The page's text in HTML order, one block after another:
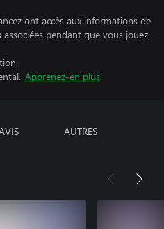
ont accès aux informations de
pendant que vous jouez.
Apprenez-en plus
AUTRES